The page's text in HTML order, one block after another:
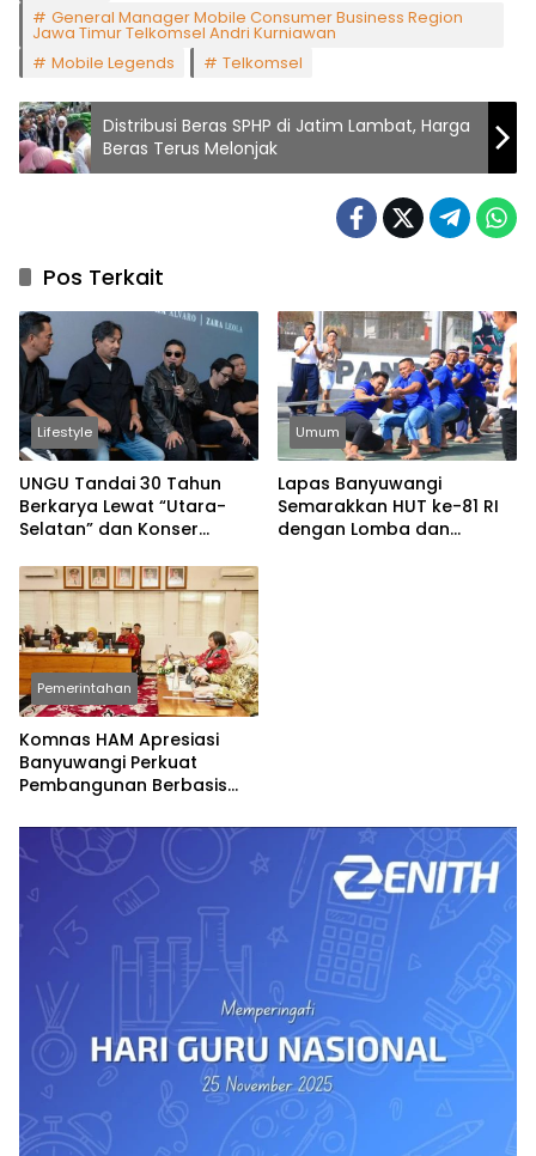
General Manager Mobile Consumer Business Region
Jawa Timur Telkomsel Andri Kurniawan
Mobile Legends
Telkomsel
Distribusi Beras SPHP di Jatim Lambat, Harga
Beras Terus Melonjak
Pos Terkait
Lifestyle
UNGU Tandai 30 Tahun
Berkarya Lewat “Utara-
Selatan” dan Konser
Umum
Lapas Banyuwangi
Semarakkan HUT ke-81 RI
dengan Lomba dan
Pemerintahan
Komnas HAM Apresiasi
Banyuwangi Perkuat
Pembangunan Berbasis